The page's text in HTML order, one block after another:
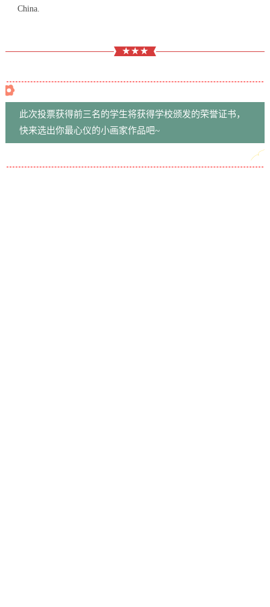
China.
★ ★ ★
此次投票获得前三名的学生将获得学校颁发的荣誉证书，
快来选出你最心仪的小画家作品吧~